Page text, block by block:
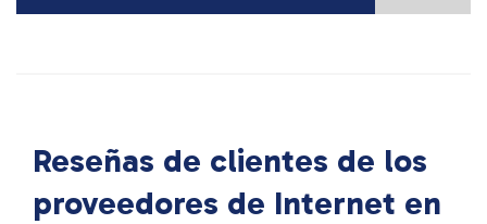
Reseñas de clientes de los
proveedores de Internet en